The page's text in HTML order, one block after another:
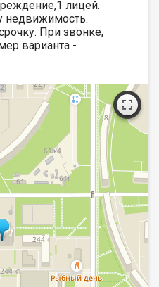
лицей.
недвижимость.
При звонке,
варианта -